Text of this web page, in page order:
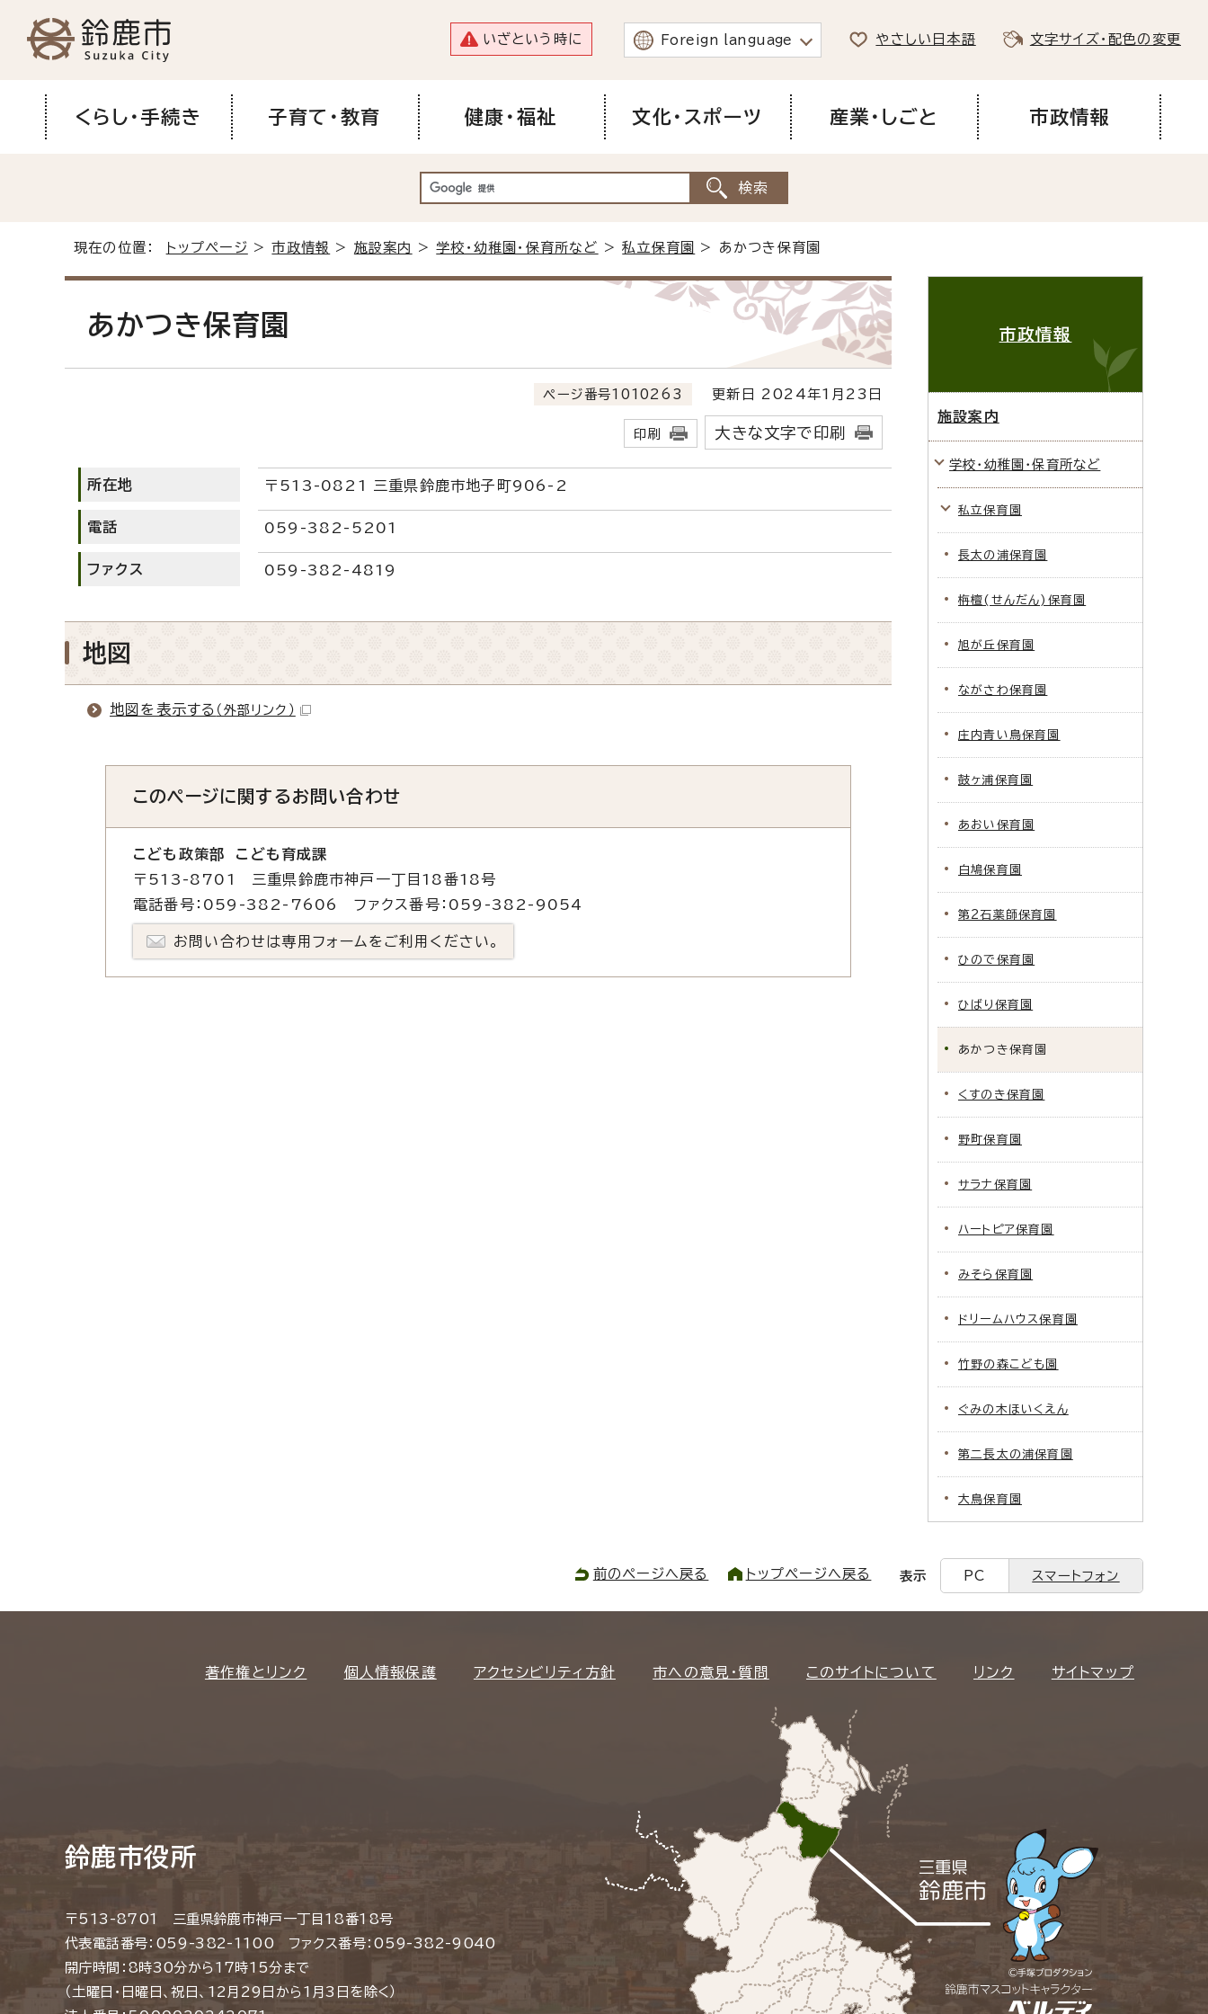
いざという時に Foreign language やさしい日本語 文字サイズ・配色の変更
くらし・手続き 子育て・教育 健康・福祉 文化・スポーツ 産業・しごと 市政情報
現在の位置： トップページ >市政情報 > 施設案内 >学校・幼稚園・保育所など >私立保育園 > あかつき保育園
あかつき保育園
ページ番号1010263 更新日 2024年1月23日
印刷 大きな文字で印刷
所在地 〒513-0821 三重県鈴鹿市地子町906-2
電話 059-382-5201
ファクス 059-382-4819
地図
地図を表示する （外部リンク）
このページに関するお問い合わせ
こども政策部 こども育成課
〒513-8701 三重県鈴鹿市神戸一丁目18番18号
電話番号：059-382-7606 ファクス番号：059-382-9054
お問い合わせは専用フォームをご利用ください。
市政情報
施設案内
学校・幼稚園・保育所など
私立保育園
長太の浦保育園
栴檀(せんだん)保育園
旭が丘保育園
ながさわ保育園
庄内青い鳥保育園
鼓ヶ浦保育園
あおい保育園
白鳩保育園
第2石薬師保育園
ひので保育園
ひばり保育園
あかつき保育園
くすのき保育園
野町保育園
サラナ保育園
ハートピア保育園
みそら保育園
ドリームハウス保育園
竹野の森こども園
ぐみの木ほいくえん
第二長太の浦保育園
大鳥保育園
前のページへ戻る トップページへ戻る 表示 PC スマートフォン
著作権とリンク 個人情報保護 アクセシビリティ方針 市への意見・質問 このサイトについて リンク サイトマップ
鈴鹿市役所
〒513-8701 三重県鈴鹿市神戸一丁目18番18号
代表電話番号：059-382-1100 ファクス番号：059-382-9040
開庁時間：8時30分から17時15分まで
（土曜日・日曜日、祝日、12月29日から1月3日を除く）